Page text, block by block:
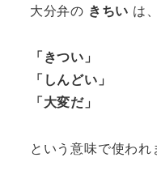
大分弁の きちい は、
「きつい」
「しんどい」
「大変だ」
という意味で使われ